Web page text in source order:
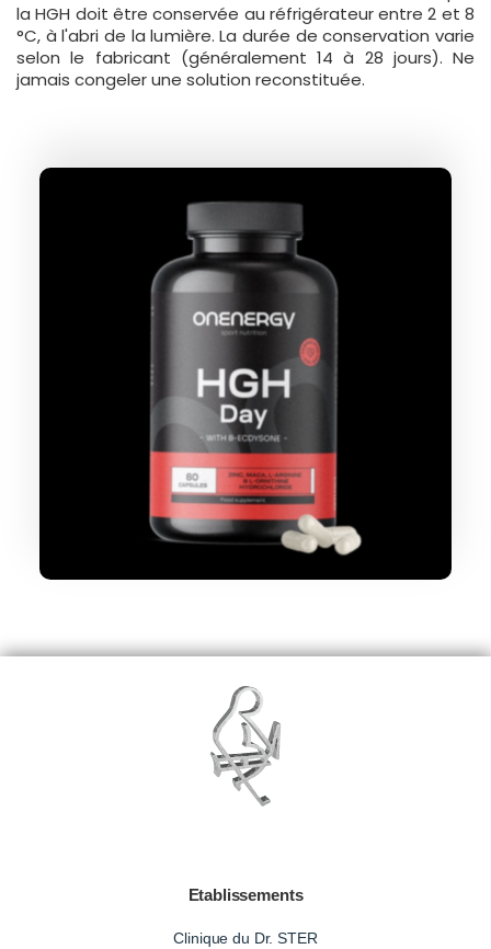
la HGH doit être conservée au réfrigérateur entre 2 et 8
°C, à l'abri de la lumière. La durée de conservation varie
selon le fabricant (généralement 14 à 28 jours). Ne
jamais congeler une solution reconstituée.
Etablissements
Clinique du Dr. STER